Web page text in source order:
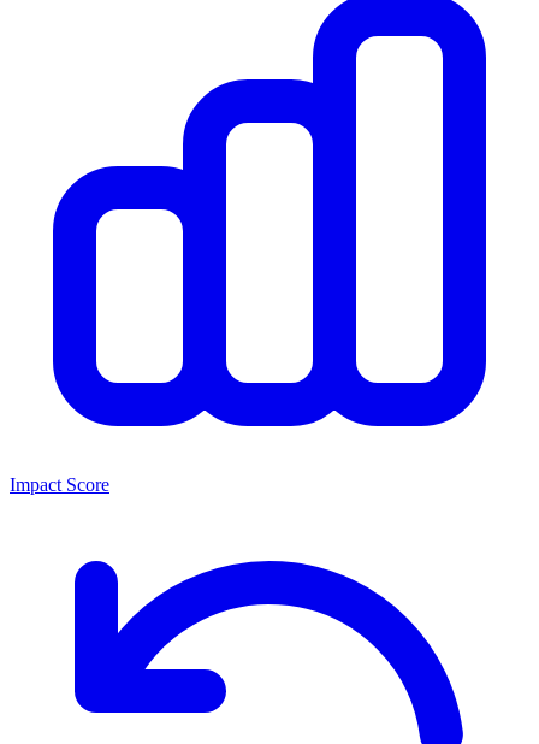
Impact Score